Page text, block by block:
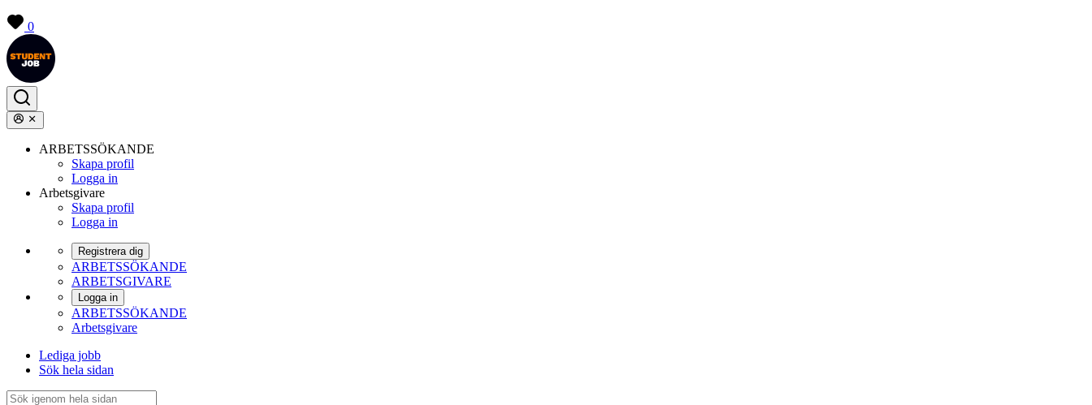
0
ARBETSSÖKANDE
Skapa profil
Logga in
Arbetsgivare
Skapa profil
Logga in
Registrera dig
ARBETSSÖKANDE
ARBETSGIVARE
Logga in
ARBETSSÖKANDE
Arbetsgivare
Lediga jobb
Sök hela sidan